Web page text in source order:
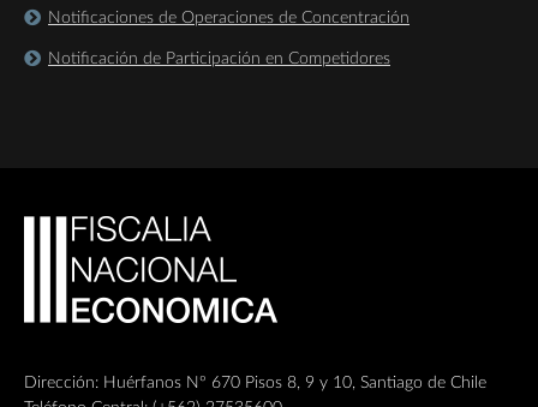
Notificaciones de Operaciones de Concentración
Notificación de Participación en Competidores
Dirección: Huérfanos Nº 670 Pisos 8, 9 y 10, Santiago de Chile